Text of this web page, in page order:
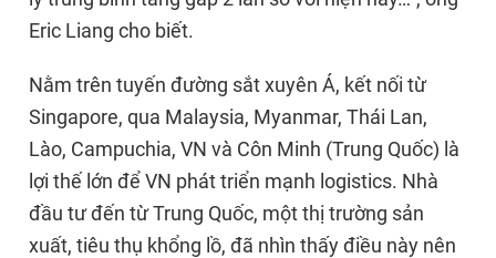
Eric Liang cho biết.
Nằm trên tuyến đường sắt xuyên Á, kết nối từ
Singapore, qua Malaysia, Myanmar, Thái Lan,
Lào, Campuchia, VN và Côn Minh (Trung Quốc) là
lợi thế lớn để VN phát triển mạnh logistics. Nhà
đầu tư đến từ Trung Quốc, một thị trường sản
xuất, tiêu thụ khổng lồ, đã nhìn thấy điều này nên